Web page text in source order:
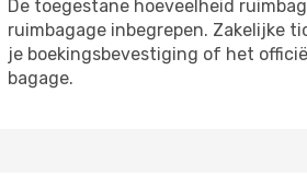
De toegestane hoeveelheid
ruimbagage inbegrepen. Zakelijke
je boekingsbevestiging of het
bagage.